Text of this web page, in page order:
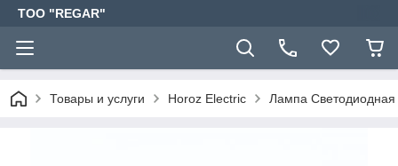
TOO "REGAR"
Товары и услуги Horoz Electric Лампа Светодиодная